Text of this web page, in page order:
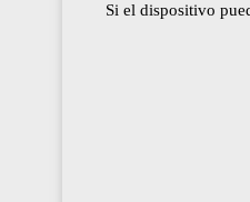
Si el dispositivo